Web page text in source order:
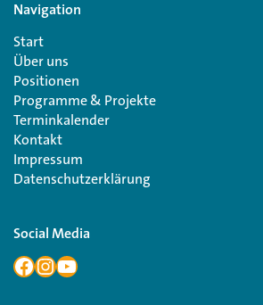
Navigation
Start
Über uns
Positionen
Programme & Projekte
Terminkalender
Kontakt
Impressum
Datenschutzerklärung
Social Media